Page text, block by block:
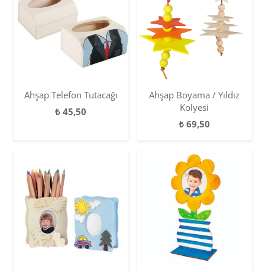
Ahşap Telefon Tutacağı
₺ 45,50
Ahşap Boyama / Yıldız
Kolyesi
₺ 69,50